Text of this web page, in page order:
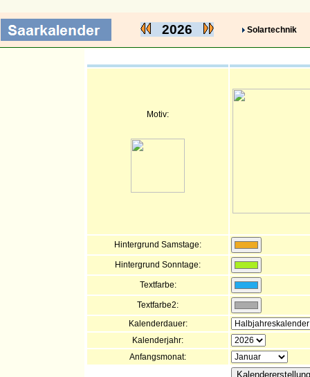
2026 Solartechnik
Motiv:
Hintergrund Samstage:
Hintergrund Sonntage:
Textfarbe:
Textfarbe2:
Kalenderdauer:
Kalenderjahr:
Anfangsmonat: